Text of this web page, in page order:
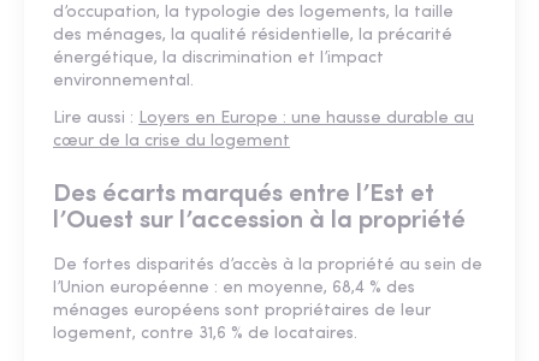
d’occupation, la typologie des logements, la taille
des ménages, la qualité résidentielle, la précarité
énergétique, la discrimination et l’impact
environnemental.
Lire aussi : Loyers en Europe : une hausse durable au
cœur de la crise du logement
Des écarts marqués entre l’Est et
l’Ouest sur l’accession à la propriété
De fortes disparités d’accès à la propriété au sein de
l’Union européenne : en moyenne, 68,4 % des
ménages européens sont propriétaires de leur
logement, contre 31,6 % de locataires.